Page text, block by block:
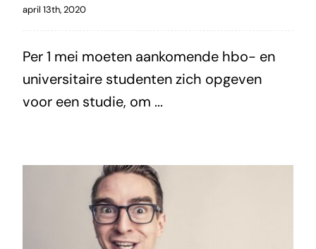
april 13th, 2020
Per 1 mei moeten aankomende hbo- en
universitaire studenten zich opgeven
voor een studie, om ...